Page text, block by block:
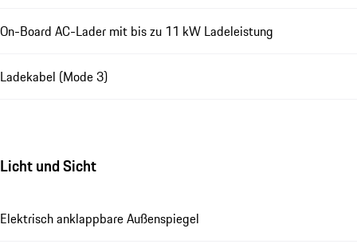
On-Board AC-Lader mit bis zu 11 kW Ladeleistung
Ladekabel (Mode 3)
Licht und Sicht
Elektrisch anklappbare Außenspiegel